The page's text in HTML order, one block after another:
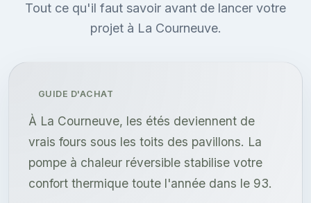
Tout ce qu'il faut savoir avant de lancer votre
projet à La Courneuve.
GUIDE D'ACHAT
À La Courneuve, les étés deviennent de
vrais fours sous les toits des pavillons. La
pompe à chaleur réversible stabilise votre
confort thermique toute l'année dans le 93.